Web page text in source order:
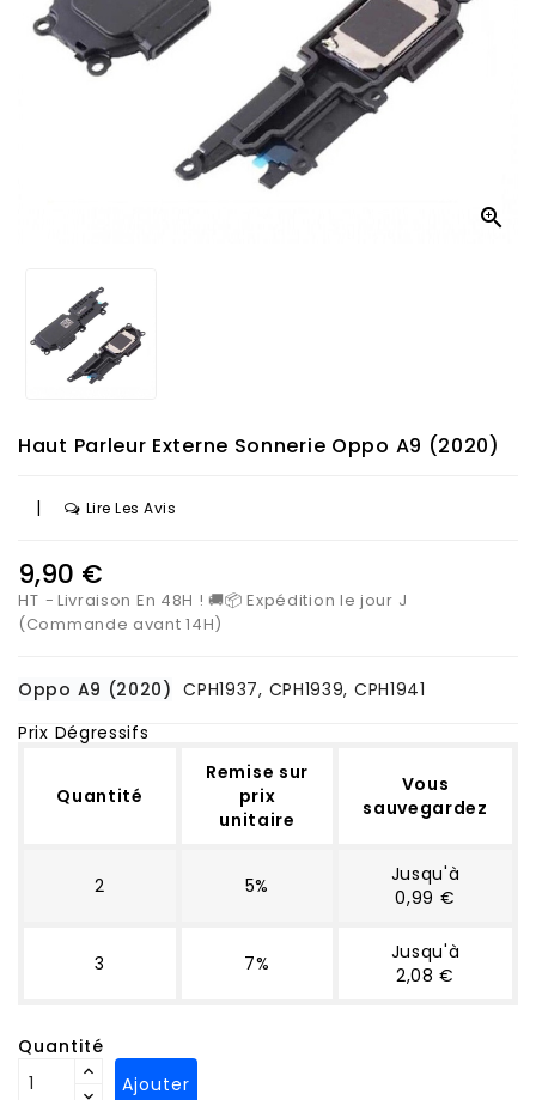

Haut Parleur Externe Sonnerie Oppo A9 (2020)
| Lire Les Avis
9,90 €
HT
Livraison En 48H ! 🚚📦 Expédition le jour J
(Commande avant 14H)
Oppo A9 (2020) CPH1937, CPH1939, CPH1941
Prix Dégressifs
Quantité
Remise sur
prix
unitaire
Vous
sauvegardez
2 5%
Jusqu'à
0,99 €
3 7%
Jusqu'à
2,08 €
Quantité
Ajouter